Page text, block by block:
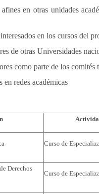
en otras unidades
en los cursos del
de otras Universidades
como parte de los comités
en redes académicas
Curso de
Derechos
Curso de